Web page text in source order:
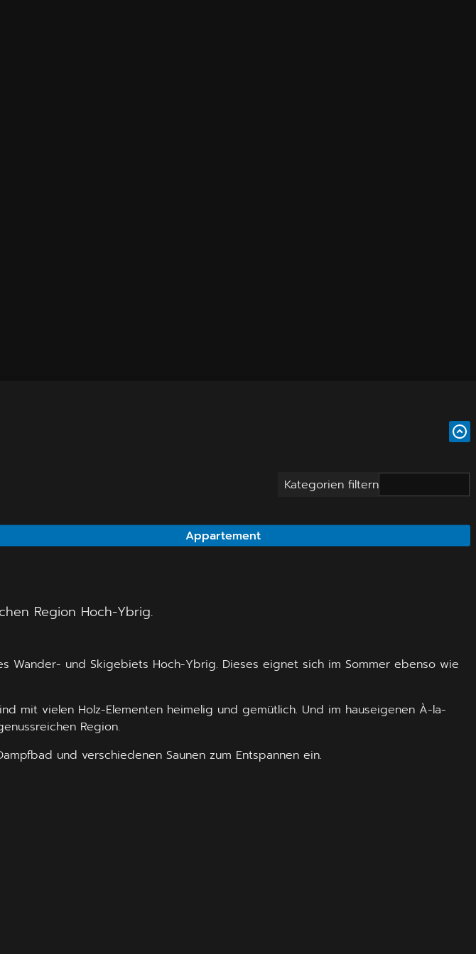
Kategorien filtern
Appartement
Region Hoch-Ybrig.
und Skigebiets Hoch-Ybrig. Dieses eignet sich im Sommer ebenso wie
mit vielen Holz-Elementen heimelig und gemütlich. Und im hauseigenen À-la-
Region.
und verschiedenen Saunen zum Entspannen ein.